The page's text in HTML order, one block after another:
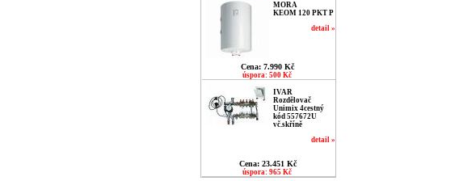
MORA
KEOM 120 PKT P
detail »
Cena: 7.990 Kč
úspora: 500 Kč
IVAR
Rozdělovač
Unimix 4cestný
kód 557672U
vč.skříně
detail »
Cena: 23.451 Kč
úspora: 965 Kč